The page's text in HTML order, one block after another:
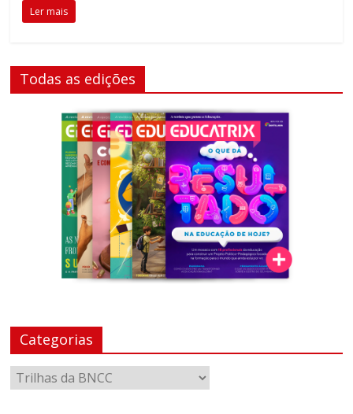
Ler mais
Todas as edições
Categorias
Categorias